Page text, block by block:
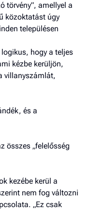
törvény”, amellyel a
közoktatást úgy
településen
hogy a teljes
kézbe kerüljön,
villanyszámlát,
és a
összes „felelősség
kezébe kerül a
nem fog változni
„Ez csak